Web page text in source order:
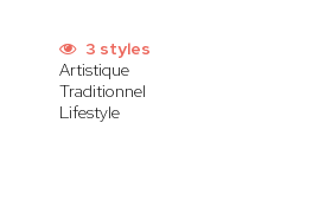
3 styles
Artistique
Traditionnel
Lifestyle